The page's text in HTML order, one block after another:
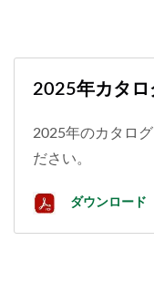
2025年カタロ
2025年のカタロ
ださい。
ダウンロード